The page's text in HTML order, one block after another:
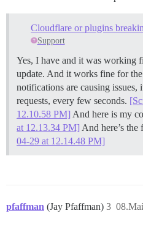
Cloudflare or plugins
Support
Yes, I have and it was working
update. And it works fine for
notifications are causing
requests, every few seconds.
12.10.58 PM] And here is my
at 12.13.34 PM] And here’s the
04-29 at 12.14.48 PM]
pfaffman (Jay Pfaffman) 3